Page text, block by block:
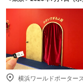
横浜ワールドポーター